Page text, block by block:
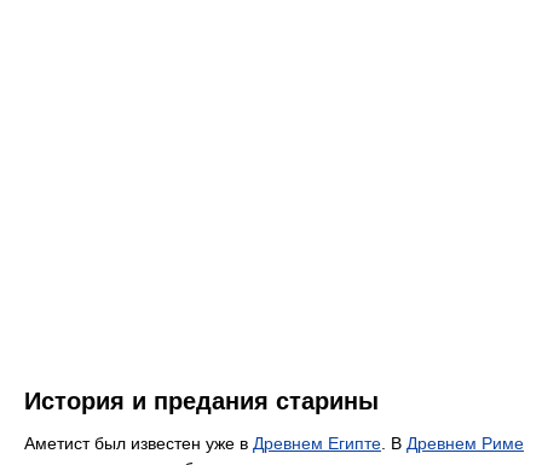
История и предания старины
Аметист был известен уже в Древнем Египте . В Древнем Риме